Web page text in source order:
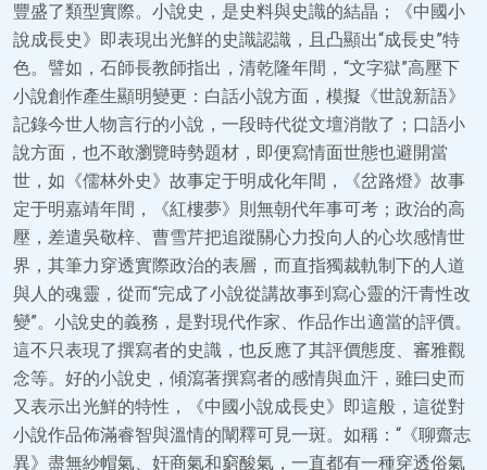
豐盛了類型實際。小說史，是史料與史識的結晶；《中國小
說成長史》即表現出光鮮的史識認識，且凸顯出“成長史”特
色。譬如，石師長教師指出，清乾隆年間，“文字獄”高壓下
小說創作產生顯明變更：白話小說方面，模擬《世說新語》
記錄今世人物言行的小說，一段時代從文壇消散了；口語小
說方面，也不敢瀏覽時勢題材，即便寫情面世態也避開當
世，如《儒林外史》故事定于明成化年間，《岔路燈》故事
定于明嘉靖年間，《紅樓夢》則無朝代年事可考；政治的高
壓，差遣吳敬梓、曹雪芹把追蹤關心力投向人的心坎感情世
界，其筆力穿透實際政治的表層，而直指獨裁軌制下的人道
與人的魂靈，從而“完成了小說從講故事到寫心靈的汗青性改
變”。小說史的義務，是對現代作家、作品作出適當的評價。
這不只表現了撰寫者的史識，也反應了其評價態度、審雅觀
念等。好的小說史，傾瀉著撰寫者的感情與血汗，雖曰史而
又表示出光鮮的特性，《中國小說成長史》即這般，這從對
小說作品佈滿睿智與溫情的闡釋可見一斑。如稱：“《聊齋志
異》盡無紗帽氣、奸商氣和窮酸氣，一直都有一種穿透俗氣